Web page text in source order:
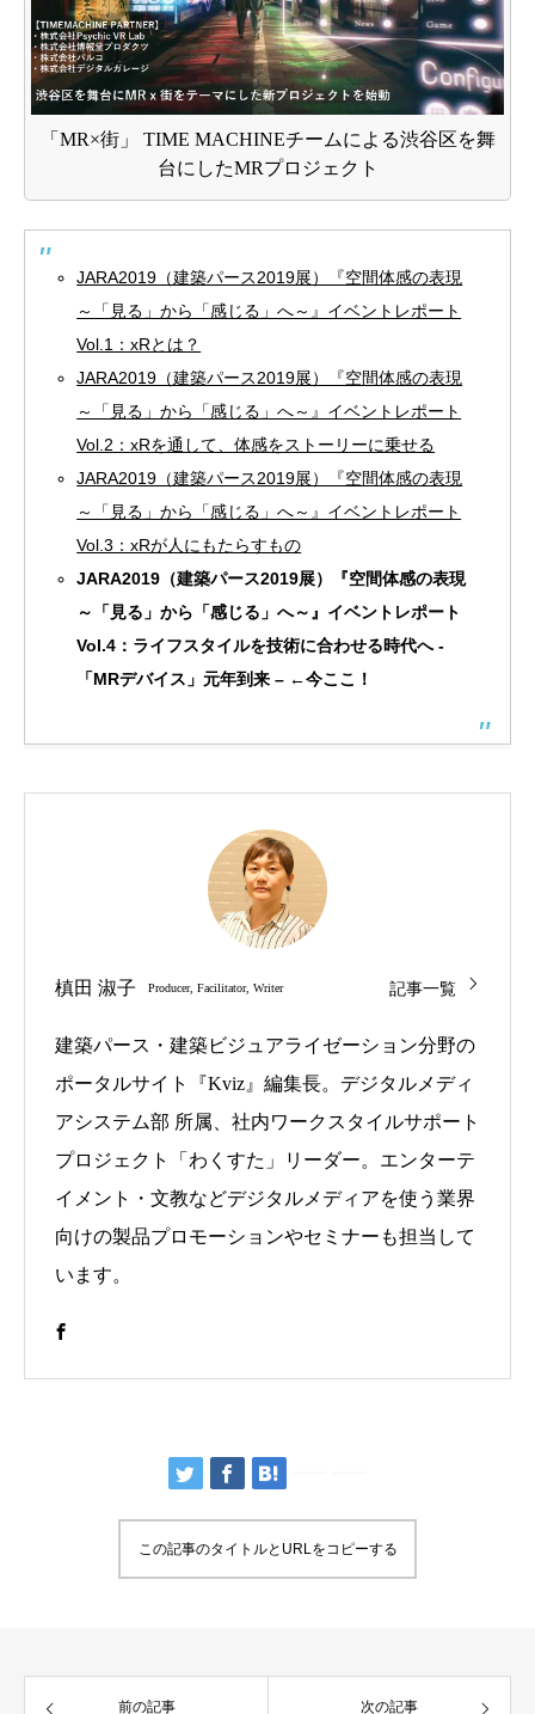
「MR×街」 TIME MACHINEチームによる渋谷区を舞
台にしたMRプロジェクト
JARA2019（建築パース2019展）『空間体感の表現
～「見る」から「感じる」へ～』イベントレポート
Vol.1：xRとは？
JARA2019（建築パース2019展）『空間体感の表現
～「見る」から「感じる」へ～』イベントレポート
Vol.2：xRを通して、体感をストーリーに乗せる
JARA2019（建築パース2019展）『空間体感の表現
～「見る」から「感じる」へ～』イベントレポート
Vol.3：xRが人にもたらすもの
JARA2019（建築パース2019展）『空間体感の表現
～「見る」から「感じる」へ～』イベントレポート
Vol.4：ライフスタイルを技術に合わせる時代へ -
「MRデバイス」元年到来 – ←今ここ！
槙田 淑子 Producer, Facilitator, Writer 記事一覧
建築パース・建築ビジュアライゼーション分野の
ポータルサイト『Kviz』編集長。デジタルメディ
アシステム部 所属、社内ワークスタイルサポート
プロジェクト「わくすた」リーダー。エンターテ
イメント・文教などデジタルメディアを使う業界
向けの製品プロモーションやセミナーも担当して
います。
この記事のタイトルとURLをコピーする
前の記事 次の記事